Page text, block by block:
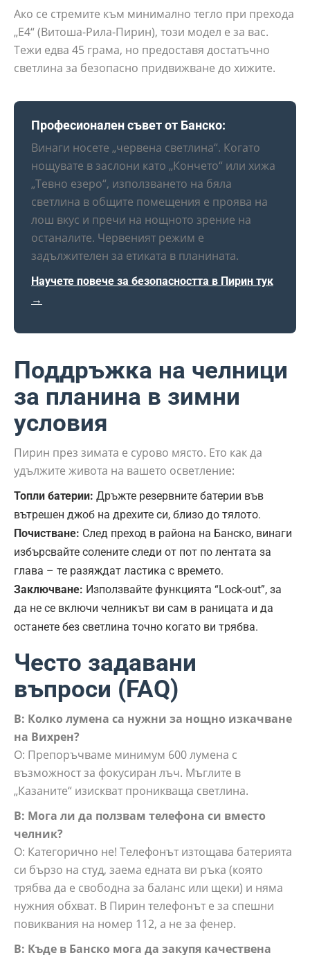
Ако се стремите към минимално тегло при прехода
„Е4“ (Витоша-Рила-Пирин), този модел е за вас.
Тежи едва 45 грама, но предоставя достатъчно
светлина за безопасно придвижване до хижите.
Професионален съвет от Банско:
Винаги носете „червена светлина“. Когато
нощувате в заслони като „Кончето“ или хижа
„Тевно езеро“, използването на бяла
светлина в общите помещения е проява на
лош вкус и пречи на нощното зрение на
останалите. Червеният режим е
задължителен за етиката в планината.
Научете повече за безопасността в Пирин тук
→
Поддръжка на челници
за планина в зимни
условия
Пирин през зимата е сурово място. Ето как да
удължите живота на вашето осветление:
Топли батерии: Дръжте резервните батерии във
вътрешен джоб на дрехите си, близо до тялото.
Почистване: След преход в района на Банско, винаги
избърсвайте солените следи от пот по лентата за
глава – те разяждат ластика с времето.
Заключване: Използвайте функцията “Lock-out”, за
да не се включи челникът ви сам в раницата и да
останете без светлина точно когато ви трябва.
Често задавани
въпроси (FAQ)
В: Колко лумена са нужни за нощно изкачване
на Вихрен?
О: Препоръчваме минимум 600 лумена с
възможност за фокусиран лъч. Мъглите в
„Казаните“ изискват проникваща светлина.
В: Мога ли да ползвам телефона си вместо
челник?
О: Категорично не! Телефонът изтощава батерията
си бързо на студ, заема едната ви ръка (която
трябва да е свободна за баланс или щеки) и няма
нужния обхват. В Пирин телефонът е за спешни
повиквания на номер 112, а не за фенер.
В: Къде в Банско мога да закупя качествена